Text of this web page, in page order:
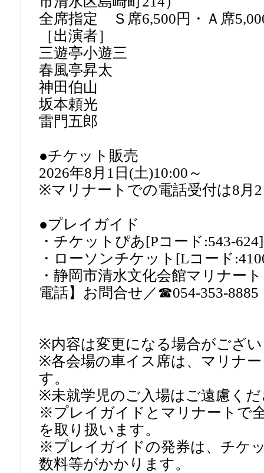
全席指定 Ｓ席6,500円・Ａ席
［出演者］
三遊亭小遊三
春風亭昇太
神田伯山
坂本頼光
雷門五郎
●チケット販売
2026年8月1日(土)10:00～
※マリナートでの電話受付は8月
●プレイガイド
・チケットぴあ[Pコード:543-
・ローソンチケット[Lコード
・静岡市清水文化会館マリナー
電話】お問合せ／☎054-353-8885
※内容は変更になる場合がござ
※各会場の車イス席は、マリナ
す。
※未就学児のご入場はご遠慮く
※プレイガイドとマリナートで
を取り扱います。
※プレイガイドの発券は、チケ
数料等がかかります。